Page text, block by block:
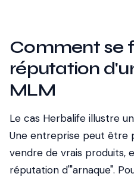
Comment se
réputation
MLM
Le cas Herbalife illustre
Une entreprise peut être
vendre de vrais produits,
réputation d'"arnaque".